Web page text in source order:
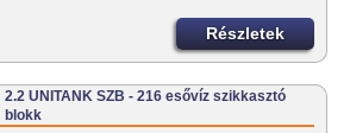
Részletek
2.2 UNITANK SZB - 216 esővíz szikkasztó
blokk